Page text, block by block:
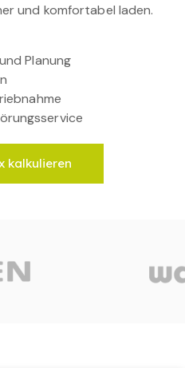
und komfortabel laden.
Planung
kalkulieren